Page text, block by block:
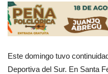
Este domingo tuvo
Deportiva del Sur. En Santa